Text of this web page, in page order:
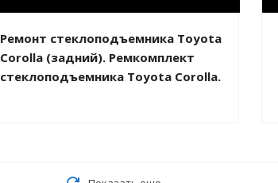
Ремонт стеклоподъемника Toyota
Corolla (задний). Ремкомплект
стеклоподъемника Toyota Corolla.